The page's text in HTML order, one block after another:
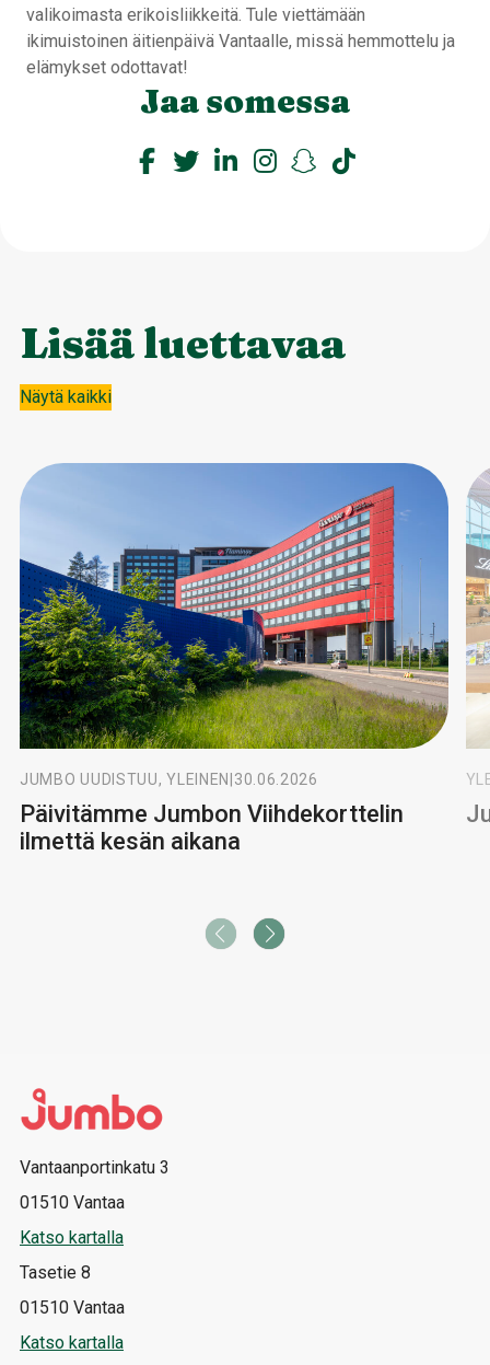
valikoimasta erikoisliikkeitä. Tule viettämään
ikimuistoinen äitienpäivä Vantaalle, missä hemmottelu ja
elämykset odottavat!
Jaa somessa
Lisää luettavaa
Näytä kaikki
JUMBO UUDISTUU, YLEINEN 30.06.2026
Päivitämme Jumbon Viihdekorttelin
ilmettä kesän aikana
Vantaanportinkatu 3
01510 Vantaa
Katso kartalla
Tasetie 8
01510 Vantaa
Katso kartalla